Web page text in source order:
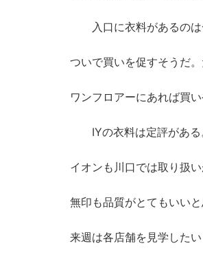
入口に衣料があるのは
ついで買いを促すそうだ
ワンフロアーにあれば買い
IYの衣料は定評がある
イオンも川口では取り扱
無印も品質がとてもいい
来週は各店舗を見学したい